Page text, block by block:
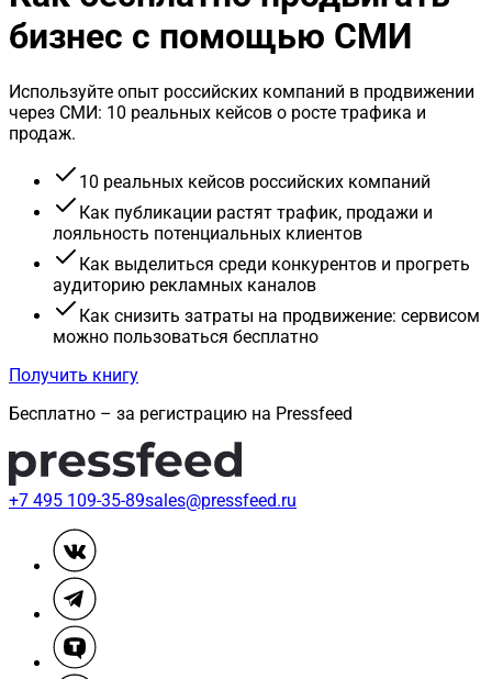
бизнес с помощью СМИ
Используйте опыт российских компаний в продвижении
через СМИ: 10 реальных кейсов о росте трафика и
продаж.
10 реальных кейсов российских компаний
Как публикации растят трафик, продажи и
лояльность потенциальных клиентов
Как выделиться среди конкурентов и прогреть
аудиторию рекламных каналов
Как снизить затраты на продвижение: сервисом
можно пользоваться бесплатно
Получить книгу
Бесплатно – за регистрацию на Pressfeed
+7 495 109-35-89sales@pressfeed.ru